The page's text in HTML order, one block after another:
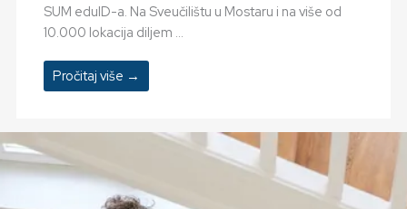
SUM eduID-a. Na Sveučilištu u Mostaru i na više od
10.000 lokacija diljem ...
Pročitaj više →